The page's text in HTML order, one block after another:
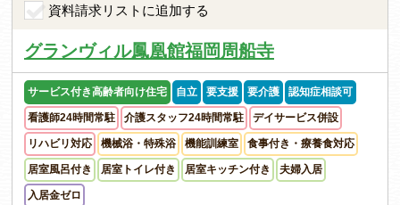
資料請求リストに追加する
グランヴィル鳳凰館福岡周船寺
サービス付き高齢者向け住宅 自立 要支援 要介護 認知症相談可
看護師24時間常駐 介護スタッフ24時間常駐 デイサービス併設
リハビリ対応 機械浴・特殊浴 機能訓練室 食事付き・療養食対応
居室風呂付き 居室トイレ付き 居室キッチン付き 夫婦入居
入居金ゼロ